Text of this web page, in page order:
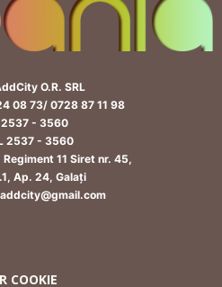
O.R. SRL
08 73/ 0728 87 11 98
2537 - 3560
2537 - 3560
11 Siret nr. 45,
Ap. 24, Galați
COOKIE